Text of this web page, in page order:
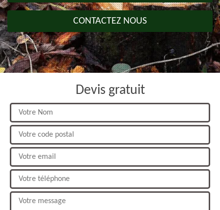
CONTACTEZ NOUS
Devis gratuit